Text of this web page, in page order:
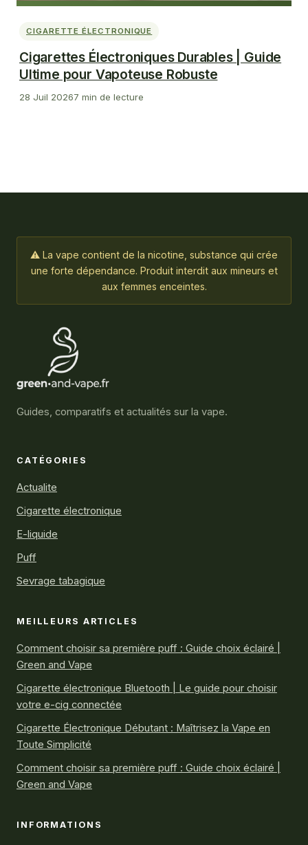
CIGARETTE ÉLECTRONIQUE
Cigarettes Électroniques Durables | Guide
Ultime pour Vapoteuse Robuste
28 Juil 20267 min de lecture
⚠ La vape contient de la nicotine, substance qui crée
une forte dépendance. Produit interdit aux mineurs et
aux femmes enceintes.
Guides, comparatifs et actualités sur la vape.
CATÉGORIES
Actualite
Cigarette électronique
E-liquide
Puff
Sevrage tabagique
MEILLEURS ARTICLES
Comment choisir sa première puff : Guide choix éclairé |
Green and Vape
Cigarette électronique Bluetooth | Le guide pour choisir
votre e-cig connectée
Cigarette Électronique Débutant : Maîtrisez la Vape en
Toute Simplicité
Comment choisir sa première puff : Guide choix éclairé |
Green and Vape
INFORMATIONS